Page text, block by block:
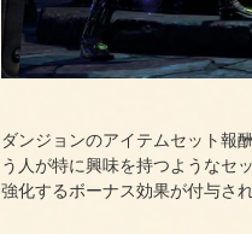
ダンジョンのアイテムセット報
う人が特に興味を持つようなセ
強化するボーナス効果が付与され